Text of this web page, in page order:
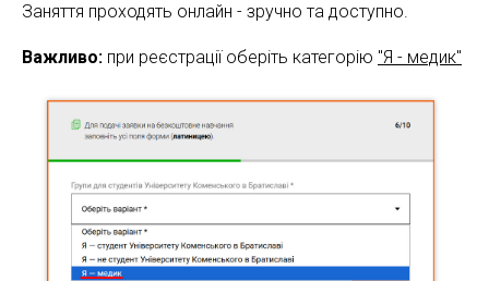
Заняття проходять онлайн - зручно та доступно.
Важливо: при реєстрації оберіть категорію "Я - медик"